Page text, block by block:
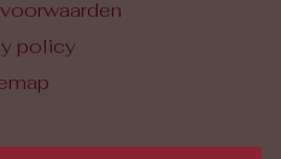
policy